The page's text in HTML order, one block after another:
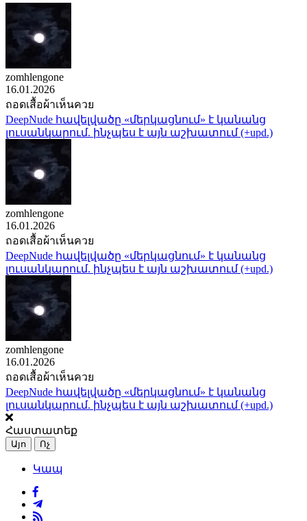
zomhlengone
16.01.2026
ถอดเสื้อผ้าเห็นควย
DeepNude հավելվածը «մերկացնում» է կանանց
լուսանկարում. ինչպես է այն աշխատում (+upd.)
zomhlengone
16.01.2026
ถอดเสื้อผ้าเห็นควย
DeepNude հավելվածը «մերկացնում» է կանանց
լուսանկարում. ինչպես է այն աշխատում (+upd.)
zomhlengone
16.01.2026
ถอดเสื้อผ้าเห็นควย
DeepNude հավելվածը «մերկացնում» է կանանց
լուսանկարում. ինչպես է այն աշխատում (+upd.)
Հաստատեք
Այո Ոչ
Կապ